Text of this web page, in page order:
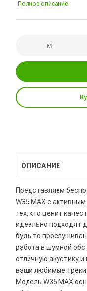
Полное описание
ОПИСАНИЕ
Представляем
W35 MAX с
тех, кто ценит
идеально подходят
будь то
работа в шумной
отличную акустику и
ваши любимые треки
Модель W35 MAX